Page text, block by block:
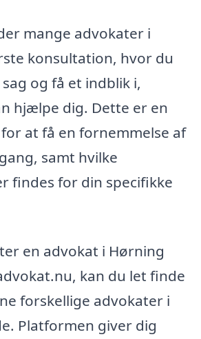
mange advokater i
konsultation, hvor du
og få et indblik i,
hjælpe dig. Dette er en
at få en fornemmelse af
samt hvilke
findes for din specifikke
en advokat i Hørning
kan du let finde
forskellige advokater i
Platformen giver dig